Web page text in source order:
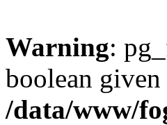
Warning:
boolean
/data/www/